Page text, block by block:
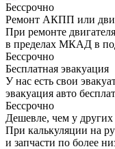
Бессрочно
Ремонт АКПП или
При ремонте
в пределах МКАД в
Бессрочно
Бесплатная эвакуация
У нас есть свои
эвакуация авто
Бессрочно
Дешевле, чем у других
При калькуляции на
и запчасти по более